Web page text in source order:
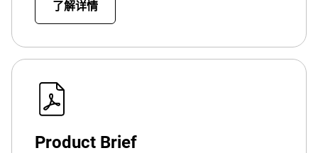
了解详情
Product Brief